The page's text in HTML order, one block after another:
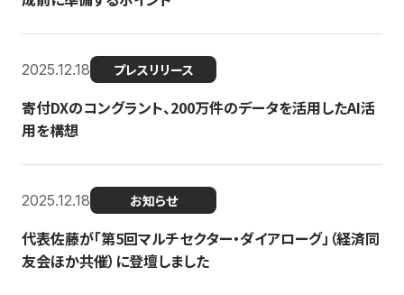
2025.12.18 プレスリリース
寄付DXのコングラント、200万件のデータを活用したAI活
用を構想
2025.12.18 お知らせ
代表佐藤が「第5回マルチセクター・ダイアローグ」（経済同
友会ほか共催）に登壇しました